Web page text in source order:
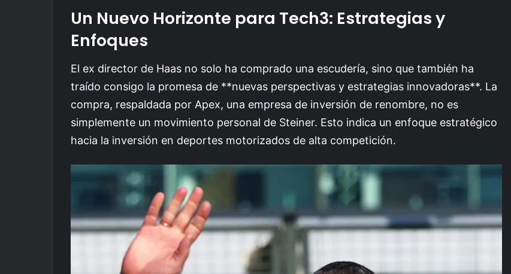
Un Nuevo Horizonte para Tech3: Estrategias y
Enfoques
El ex director de Haas no solo ha comprado una escudería, sino que también ha
traído consigo la promesa de **nuevas perspectivas y estrategias innovadoras**. La
compra, respaldada por Apex, una empresa de inversión de renombre, no es
simplemente un movimiento personal de Steiner. Esto indica un enfoque estratégico
hacia la inversión en deportes motorizados de alta competición.